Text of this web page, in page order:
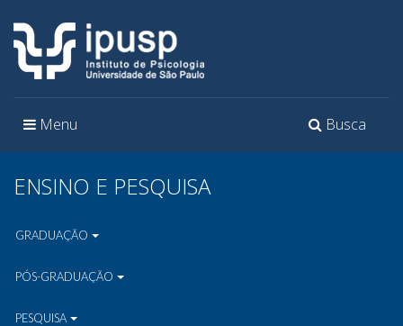
Toggle
Busca
Toggle
Menu
ENSINO E PESQUISA
GRADUAÇÃO
PÓS-GRADUAÇÃO
PESQUISA